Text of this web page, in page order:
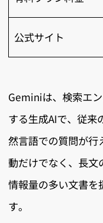
公式サイト
Geminiは、検索エ
する生成AIで、従来
然言語での質問が行
動だけでなく、長文
情報量の多い文書を
す。